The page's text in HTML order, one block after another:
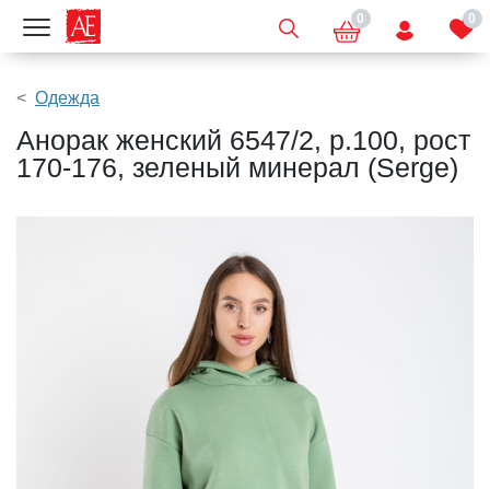
Показать меню 0 0
Одежда
Анорак женский 6547/2, р.100, рост
170-176, зеленый минерал (Serge)